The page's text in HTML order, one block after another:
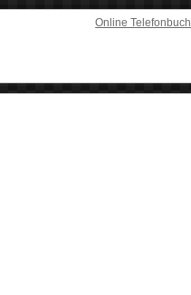
Online Telefonbuch